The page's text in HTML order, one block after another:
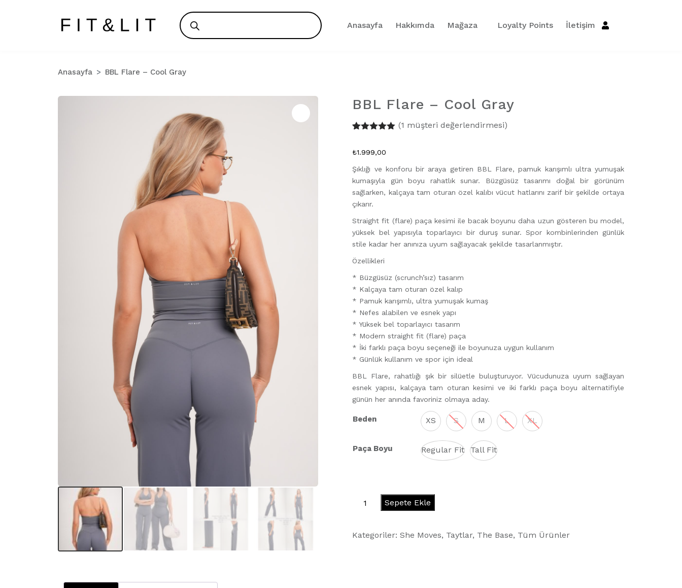
Products
search
Anasayfa Hakkımda Mağaza Loyalty Points İletişim
Anasayfa BBL Flare – Cool Gray
Zoom
BBL Flare – Cool Gray
dayanarak 5
5.00puan
aldı
(1 müşteri değerlendirmesi)
₺1.999,00
Şıklığı ve konforu bir araya getiren BBL Flare, pamuk karışımlı ultra yumuşak
kumaşıyla gün boyu rahatlık sunar. Büzgüsüz tasarımı doğal bir görünüm
sağlarken, kalçaya tam oturan özel kalıbı vücut hatlarını zarif bir şekilde ortaya
çıkarır.
Straight fit (flare) paça kesimi ile bacak boyunu daha uzun gösteren bu model,
yüksek bel yapısıyla toparlayıcı bir duruş sunar. Spor kombinlerinden günlük
stile kadar her anınıza uyum sağlayacak şekilde tasarlanmıştır.
Özellikleri
* Büzgüsüz (scrunch’sız) tasarım
* Kalçaya tam oturan özel kalıp
* Pamuk karışımlı, ultra yumuşak kumaş
* Nefes alabilen ve esnek yapı
* Yüksek bel toparlayıcı tasarım
* Modern straight fit (flare) paça
* İki farklı paça boyu seçeneği ile boyunuza uygun kullanım
* Günlük kullanım ve spor için ideal
BBL Flare, rahatlığı şık bir silüetle buluşturuyor. Vücudunuza uyum sağlayan
esnek yapısı, kalçaya tam oturan kesimi ve iki farklı paça boyu alternatifiyle
günün her anında favoriniz olmaya aday.
Beden XS S M L XL
Paça Boyu Regular Fit Tall Fit
BBL
Sepete Ekle
Kategoriler:She Moves, Taytlar, The Base, Tüm Ürünler